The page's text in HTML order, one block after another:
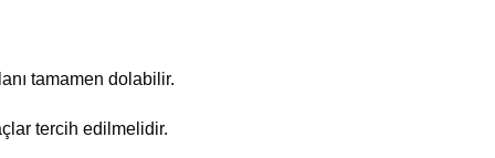
tamamen dolabilir.
tercih edilmelidir.